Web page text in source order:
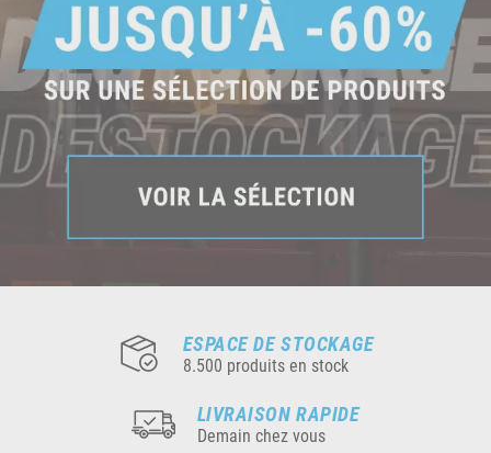
ESPACE DE STOCKAGE
8.500 produits en stock
LIVRAISON RAPIDE
Demain chez vous